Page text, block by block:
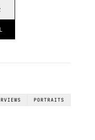
PORTRAITS